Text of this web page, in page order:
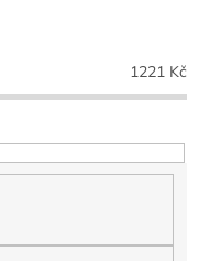
1221 Kč